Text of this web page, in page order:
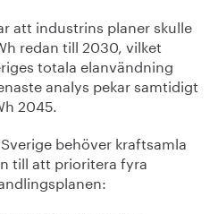
att industrins planer skulle
redan till 2030, vilket
totala elanvändning
analys pekar samtidigt
2045.
behöver kraftsamla
till att prioritera fyra